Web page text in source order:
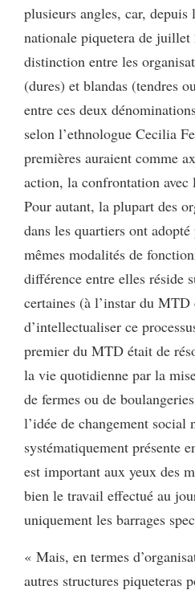
plusieurs angles, car, depuis
nationale piquetera de
distinction entre les
(dures) et blandas (tendres
entre ces deux
selon l’ethnologue Cecilia
premières auraient comme
action, la confrontation avec
Pour autant, la plupart des
dans les quartiers ont
mêmes modalités de
différence entre elles réside
certaines (à l’instar du
d’intellectualiser ce
premier du MTD était de
la vie quotidienne par la
de fermes ou de
l’idée de changement social
systématiquement présente
est important aux yeux des
bien le travail effectué au
uniquement les barrages
« Mais, en termes
autres structures piqueteras